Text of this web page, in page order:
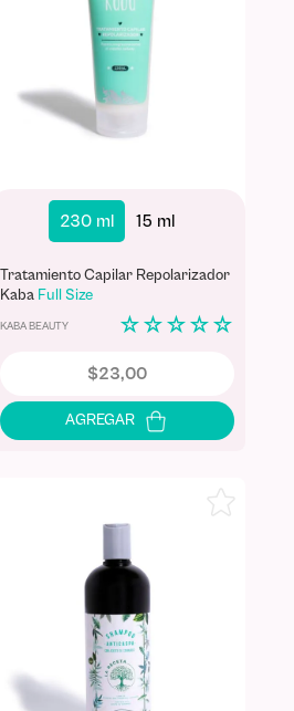
230 ml 15 ml
Tratamiento Capilar Repolarizador
Kaba Full Size
KABA BEAUTY ☆ ☆ ☆ ☆ ☆
$23,00